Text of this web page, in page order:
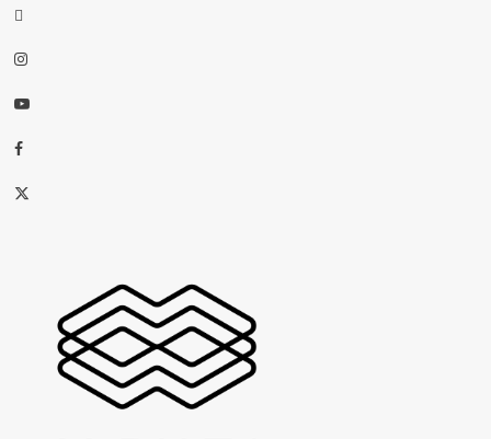
threads
Instagram
Youtube
Facebook
X